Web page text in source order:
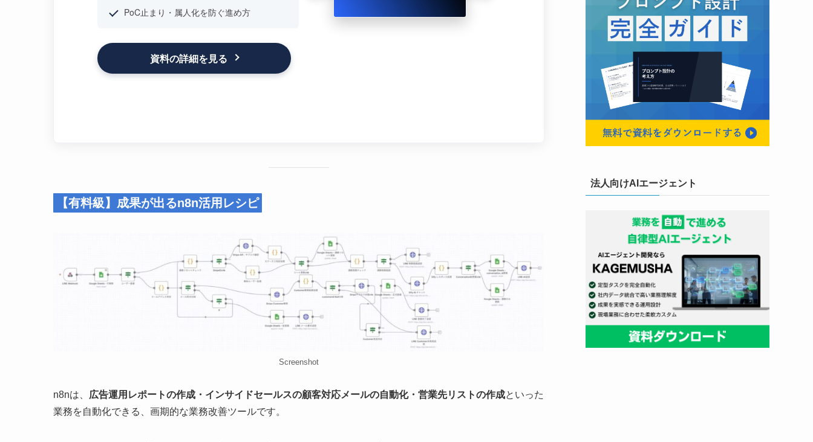
PoC止まり・属人化を防ぐ進め方
資料の詳細を見る
【有料級】成果が出るn8n活用レシピ
Screenshot
n8nは、 広告運用レポートの作成・インサイドセールスの顧客対応メールの自動化・営業先リストの作成といった
業務を自動化できる、画期的な業務改善ツールです。
法人向けAIエージェント